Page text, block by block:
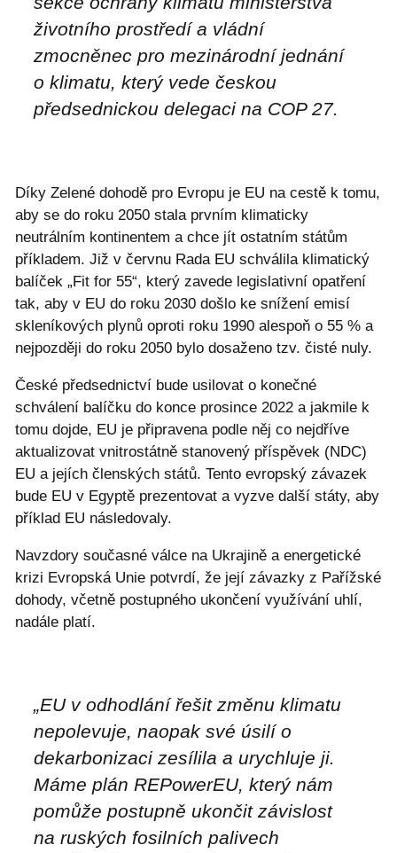
životního prostředí a vládní
zmocněnec pro mezinárodní jednání
o klimatu, který vede českou
předsednickou delegaci na COP 27.
Díky Zelené dohodě pro Evropu je EU na cestě k tomu,
aby se do roku 2050 stala prvním klimaticky
neutrálním kontinentem a chce jít ostatním státům
příkladem. Již v červnu Rada EU schválila klimatický
balíček „Fit for 55“, který zavede legislativní opatření
tak, aby v EU do roku 2030 došlo ke snížení emisí
skleníkových plynů oproti roku 1990 alespoň o 55 % a
nejpozději do roku 2050 bylo dosaženo tzv. čisté nuly.
České předsednictví bude usilovat o konečné
schválení balíčku do konce prosince 2022 a jakmile k
tomu dojde, EU je připravena podle něj co nejdříve
aktualizovat vnitrostátně stanovený příspěvek (NDC)
EU a jejích členských států. Tento evropský závazek
bude EU v Egyptě prezentovat a vyzve další státy, aby
příklad EU následovaly.
Navzdory současné válce na Ukrajině a energetické
krizi Evropská Unie potvrdí, že její závazky z Pařížské
dohody, včetně postupného ukončení využívání uhlí,
nadále platí.
„EU v odhodlání řešit změnu klimatu
nepolevuje, naopak své úsilí o
dekarbonizaci zesílila a urychluje ji.
Máme plán REPowerEU, který nám
pomůže postupně ukončit závislost
na ruských fosilních palivech